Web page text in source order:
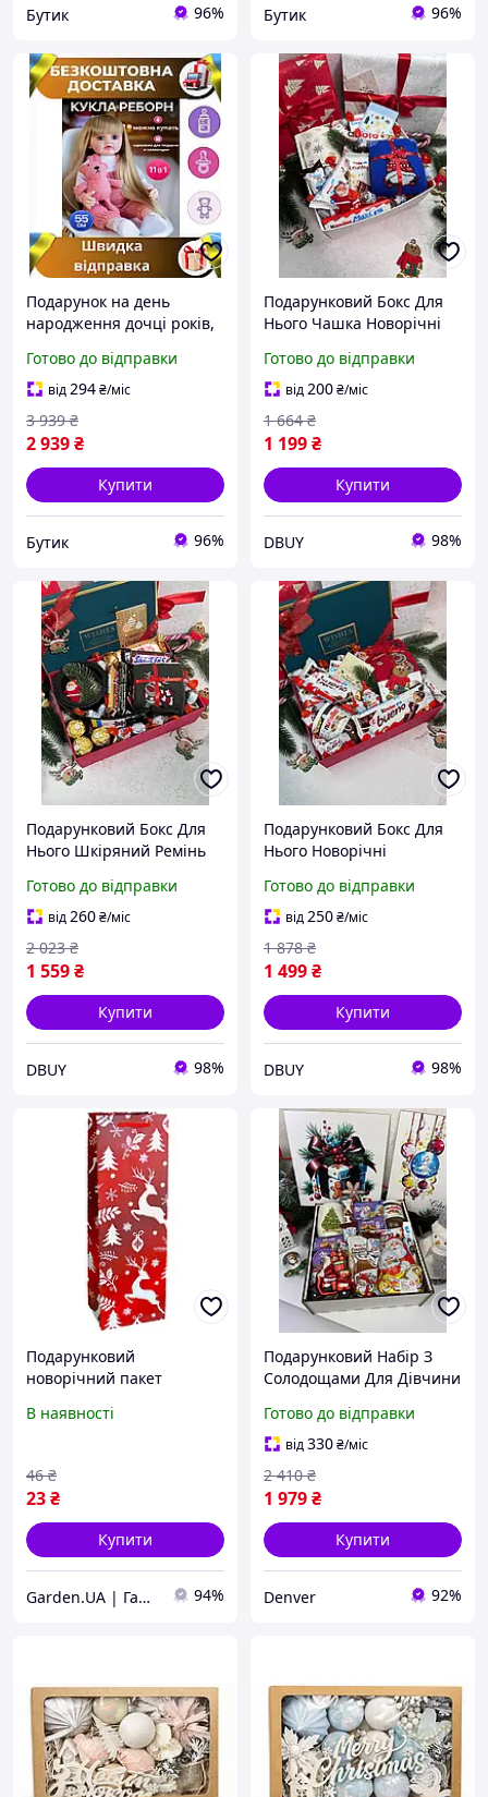
Бутик 96% Бутик 96%
Подарунок на день
народження дочці років,
подарунки доньці,
іграшки інтерактивні
ляльки
Готово до відправки
від294₴/міс
2 939₴
3 939 ₴
Купити
Бутик 96%
Подарунковий Бокс Для
Нього Чашка Новорічні
Іграшка Дід Мороз
Відкритка DBUY
Готово до відправки
від200₴/міс
1 199₴
1 664 ₴
Купити
DBUY 98%
Подарунковий Бокс Для
Нього Шкіряний Ремінь
Солодощі Іграшка Дід
Мороз Відкритка DBUY
Готово до відправки
від260₴/міс
1 559₴
2 023 ₴
Купити
DBUY 98%
Подарунковий Бокс Для
Нього Новорічні
Іграшка Дід Мороз
Відкритка Прикраса На
Ялинку DBUY
Готово до відправки
від250₴/міс
1 499₴
1 878 ₴
Купити
DBUY 98%
Подарунковий
новорічний пакет
11,5*35*9 см
В наявності
23₴
46 ₴
Купити
Garden.UA | Гарден ЮА 94%
Подарунковий Набір З
Солодощами Для Дівчини
Новорічний Кружка
Солодощі Новорічна
Іграшка На Ялинку
Denver
Готово до відправки
від330₴/міс
1 979₴
2 410 ₴
Купити
Denver 92%